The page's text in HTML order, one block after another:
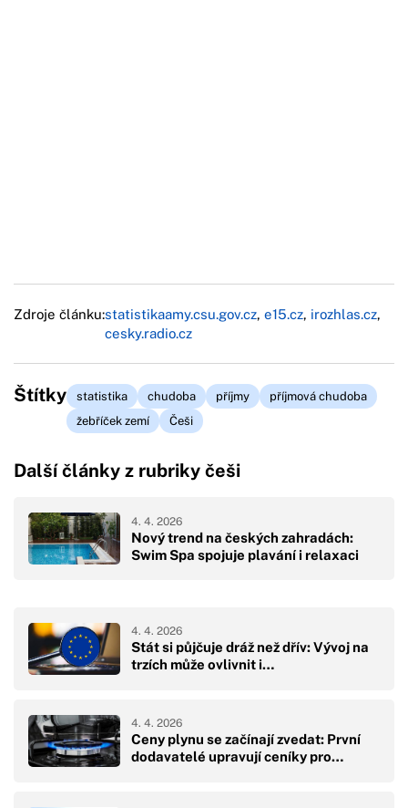
Zdroje článku:statistikaamy.csu.gov.cz, e15.cz, irozhlas.cz,
cesky.radio.cz
Štítky statistika chudoba příjmy
příjmová chudoba
žebříček zemí
Češi
Další články z rubriky češi
Nový trend na českých zahradách:
Swim Spa spojuje plavání i relaxaci
4. 4. 2026
Stát si půjčuje dráž než dřív: Vývoj na
trzích může ovlivnit i…
4. 4. 2026
Ceny plynu se začínají zvedat: První
dodavatelé upravují ceníky pro…
4. 4. 2026